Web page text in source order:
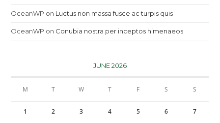
OceanWP on Luctus non massa fusce ac turpis quis
OceanWP on Conubia nostra per inceptos himenaeos
JUNE 2026
M T W T F S S
1 2 3 4 5 6 7